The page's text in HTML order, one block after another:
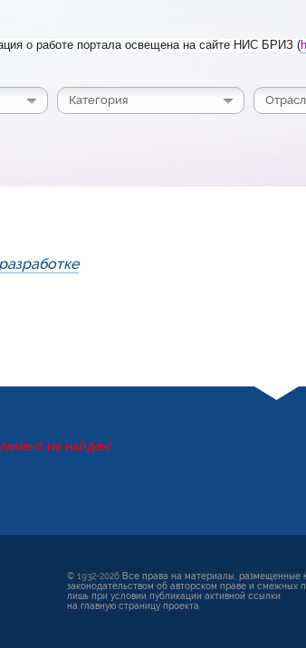
о работе портала освещена на сайте НИС БРИЗ (
Категория
не найден!
© 1932-2026 Все права на материалы, размещенные
законодательством об авторском праве и смежных
лишь при условии публикации активной ссылки
на главную страницу проекта